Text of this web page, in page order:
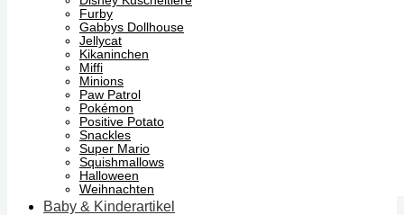
Furby
Gabbys Dollhouse
Jellycat
Kikaninchen
Miffi
Minions
Paw Patrol
Pokémon
Positive Potato
Snackles
Super Mario
Squishmallows
Halloween
Weihnachten
Baby & Kinderartikel